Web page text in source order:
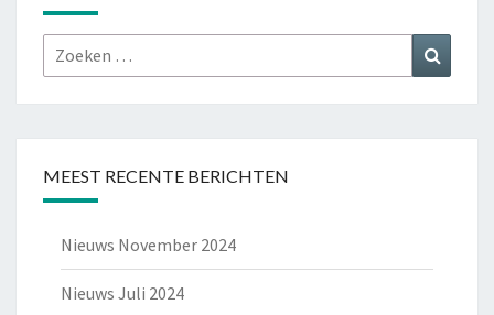
Zoeken
naar:
MEEST RECENTE BERICHTEN
Nieuws November 2024
Nieuws Juli 2024